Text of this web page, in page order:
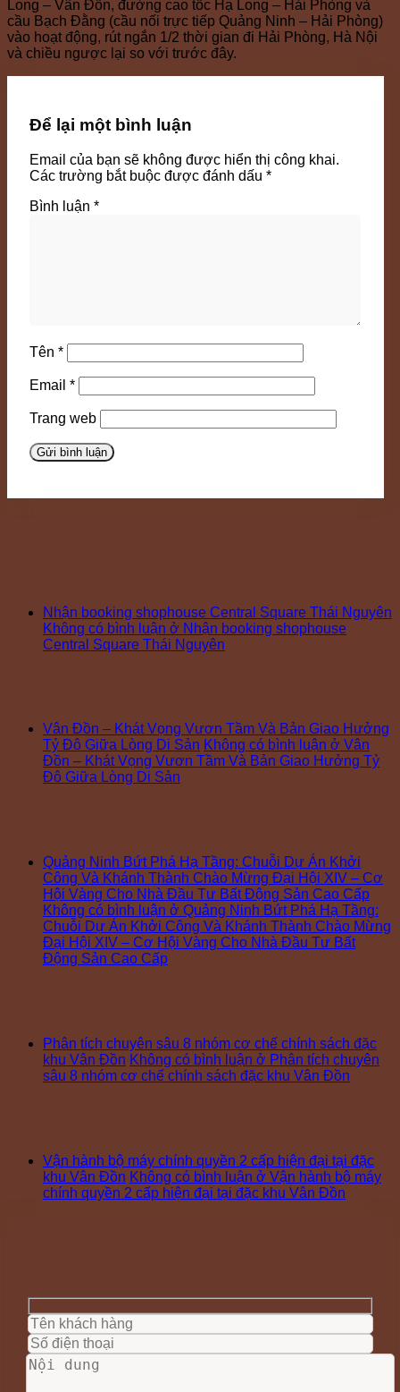
Long – Vân Đồn, đường cao tốc Hạ Long – Hải Phòng và
cầu Bạch Đằng (cầu nối trực tiếp Quảng Ninh – Hải Phòng)
vào hoạt động, rút ngắn 1/2 thời gian đi Hải Phòng, Hà Nội
và chiều ngược lại so với trước đây.
Để lại một bình luận
Email của bạn sẽ không được hiển thị công khai.
Các trường bắt buộc được đánh dấu *
Bình luận *
Tên *
Email *
Trang web
Nhận booking shophouse Central Square Thái Nguyên
Không có bình luận ở Nhận booking shophouse
Central Square Thái Nguyên
Vân Đồn – Khát Vọng Vươn Tầm Và Bản Giao Hưởng
Tỷ Đô Giữa Lòng Di Sản Không có bình luận ở Vân
Đồn – Khát Vọng Vươn Tầm Và Bản Giao Hưởng Tỷ
Đô Giữa Lòng Di Sản
Quảng Ninh Bứt Phá Hạ Tầng: Chuỗi Dự Án Khởi
Công Và Khánh Thành Chào Mừng Đại Hội XIV – Cơ
Hội Vàng Cho Nhà Đầu Tư Bất Động Sản Cao Cấp
Không có bình luận ở Quảng Ninh Bứt Phá Hạ Tầng:
Chuỗi Dự Án Khởi Công Và Khánh Thành Chào Mừng
Đại Hội XIV – Cơ Hội Vàng Cho Nhà Đầu Tư Bất
Động Sản Cao Cấp
Phân tích chuyên sâu 8 nhóm cơ chế chính sách đặc
khu Vân Đồn Không có bình luận ở Phân tích chuyên
sâu 8 nhóm cơ chế chính sách đặc khu Vân Đồn
Vận hành bộ máy chính quyền 2 cấp hiện đại tại đặc
khu Vân Đồn Không có bình luận ở Vận hành bộ máy
chính quyền 2 cấp hiện đại tại đặc khu Vân Đồn